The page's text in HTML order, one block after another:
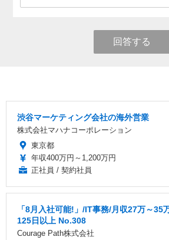
回答する
渋谷マーケティング会社の海外営業
株式会社マハナコーポレーション
東京都
年収400万円～1,200万円
正社員 / 契約社員
「8月入社可能!」/IT事務/月収27万～35
125日以上 No.308
Courage Path株式会社